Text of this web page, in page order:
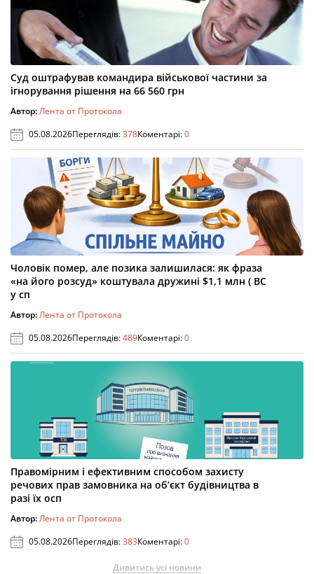
Суд оштрафував командира військової частини за
ігнорування рішення на 66 560 грн
Автор:Лента от Протокола
05.08.2026Переглядів:378Коментарі:0
Чоловік помер, але позика залишилася: як фраза
«на його розсуд» коштувала дружині $1,1 млн ( ВС
у сп
Автор:Лента от Протокола
05.08.2026Переглядів:489Коментарі:0
Правомірним і ефективним способом захисту
речових прав замовника на об’єкт будівництва в
разі їх осп
Автор:Лента от Протокола
05.08.2026Переглядів:383Коментарі:0
Дивитись усі новини